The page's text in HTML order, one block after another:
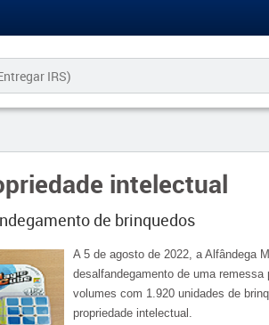
intelectual
de brinquedos
A 5 de agosto de 2022, a Alfândega
desalfandegamento de uma
volumes com 1.920 unidades de
propriedade intelectual.